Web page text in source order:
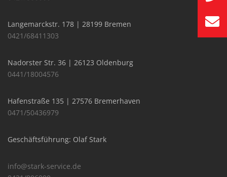
Langemarckstr. 178 | 28199 Bremen
0421/68411303
Nadorster Str. 36 | 26123 Oldenburg
0441/18004576
Hafenstraße 135 | 27576 Bremerhaven
0471/50436979
Geschäftsführung: Olaf Stark
info@stark-service.de